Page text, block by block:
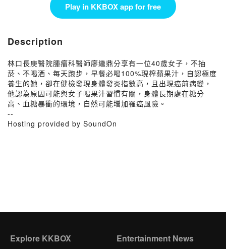
Play in KKBOX app for free
Description
林口長庚醫院腫瘤科醫師廖繼鼎分享有一位40歲女子，不抽
菸、不喝酒、每天跑步，早餐必喝100%現榨蘋果汁，自認極度
養生的她，卻在健檢發現身體發炎指數高，且出現癌前病變，
他認為原因可能與女子喝果汁習慣有關，身體長期處在糖分
高、血糖暴衝的環境，自然可能增加罹癌風險。
--
Hosting provided by SoundOn
Explore KKBOX Entertainment News